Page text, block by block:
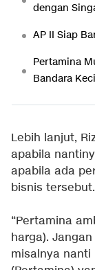
dengan
AP II Siap
Pertamina
Bandara
Lebih lanjut,
apabila
apabila ada
bisnis tersebut.
“Pertamina
harga).
misalnya nanti